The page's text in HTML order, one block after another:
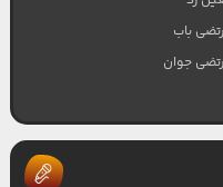
باب
جوان